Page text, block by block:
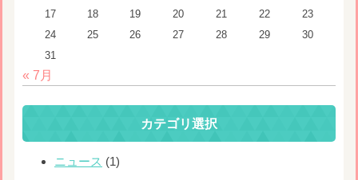
17
18 19 20 21 22
23
24
25 26 27 28 29
30
31
« 7月
カテゴリ選択
ニュース (1)